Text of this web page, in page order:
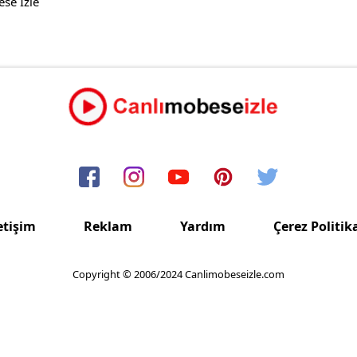
Reklam Yardım Çerez
Copyright © 2006/2024 Canlimobeseizle.com